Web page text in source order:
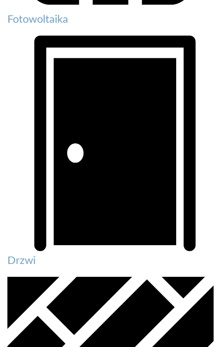
Fotowoltaika
Drzwi